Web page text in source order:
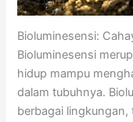
Bioluminesensi:
Bioluminesensi
hidup mampu
dalam tubuhnya.
berbagai lingkungan,